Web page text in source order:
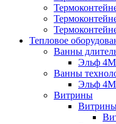
Тепловое
Ванны
Эльф 4М
Ванны
Эльф 4М
Витрины